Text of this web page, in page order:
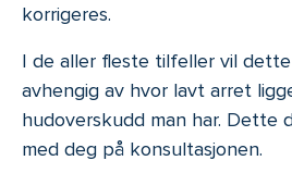
korrigeres.
I de aller fleste tilfeller vil
avhengig av hvor lavt arret
hudoverskudd man har. Dette
med deg på konsultasjonen.